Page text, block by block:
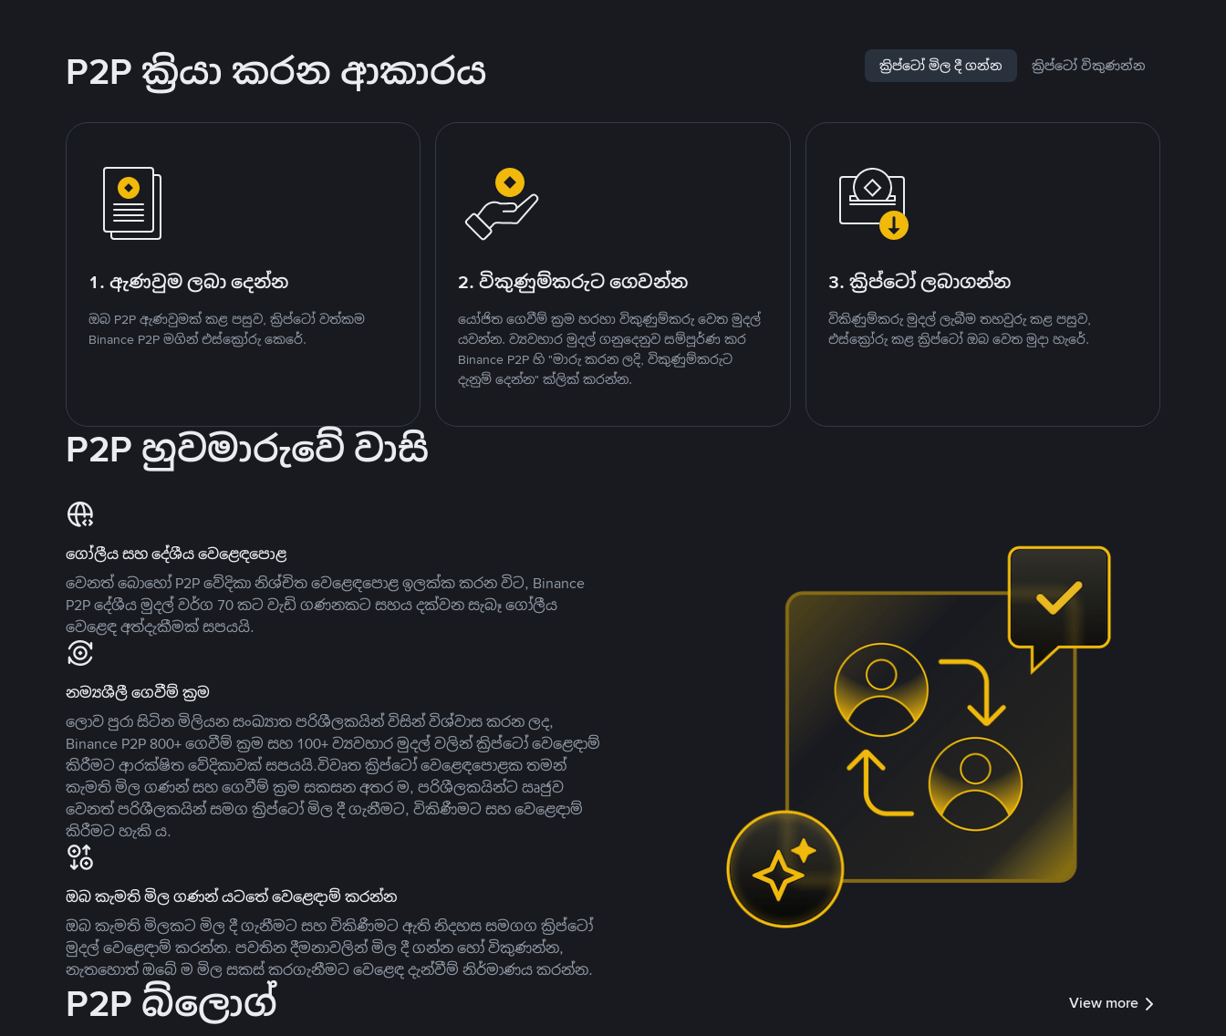
P2P ක්‍රියා කරන ආකාරය ක්‍රිප්ටෝ මිල දී ගන්න ක්‍රිප්ටෝ විකුණන්න
1. ඇණවුම ලබා දෙන්න
ඔබ P2P ඇණවුමක් කළ පසුව, ක්‍රිප්ටෝ වත්කම
Binance P2P මගින් එස්ක්‍රෝරු කෙරේ.
2. විකුණුම්කරුට ගෙවන්න
යෝජිත ගෙවීම් ක්‍රම හරහා විකුණුම්කරු වෙත මුදල්
යවන්න. ව්‍යවහාර මුදල් ගනුදෙනුව සම්පූර්ණ කර
Binance P2P හි "මාරු කරන ලදි, විකුණුම්කරුට
දැනුම් දෙන්න" ක්ලික් කරන්න.
3. ක්‍රිප්ටෝ ලබාගන්න
විකිණුම්කරු මුදල් ලැබීම තහවුරු කළ පසුව,
එස්ක්‍රෝරු කළ ක්‍රිප්ටෝ ඔබ වෙත මුදා හැරේ.
P2P හුවමාරුවේ වාසි
ගෝලීය සහ දේශීය වෙළෙඳපොළ
වෙනත් බොහෝ P2P වේදිකා නිශ්චිත වෙළෙඳපොළ ඉලක්ක කරන විට, Binance
P2P දේශීය මුදල් වර්ග 70 කට වැඩි ගණනකට සහය දක්වන සැබෑ ගෝලීය
වෙළෙඳ අත්දැකීමක් සපයයි.
නම්‍යශීලී ගෙවීම් ක්‍රම
ලොව පුරා සිටින මිලියන සංඛ්‍යාත පරිශීලකයින් විසින් විශ්වාස කරන ලද,
Binance P2P 800+ ගෙවීම් ක්‍රම සහ 100+ ව්‍යවහාර මුදල් වලින් ක්‍රිප්ටෝ වෙළෙඳාම්
කිරීමට ආරක්ෂිත වේදිකාවක් සපයයි.විවෘත ක්‍රිප්ටෝ වෙළෙඳපොළක තමන්
කැමති මිල ගණන් සහ ගෙවීම් ක්‍රම සකසන අතර ම, පරිශීලකයින්ට ඍජුව
වෙනත් පරිශීලකයින් සමග ක්‍රිප්ටෝ මිල දී ගැනීමට, විකිණීමට සහ වෙළෙඳාම්
කිරීමට හැකි ය.
ඔබ කැමති මිල ගණන් යටතේ වෙළෙඳාම් කරන්න
ඔබ කැමති මිලකට මිල දී ගැනීමට සහ විකිණීමට ඇති නිදහස සමගග ක්‍රිප්ටෝ
මුදල් වෙළෙඳාම් කරන්න. පවතින දීමනාවලින් මිල දී ගන්න හෝ විකුණන්න,
නැතහොත් ඔබේ ම මිල සකස් කරගැනීමට වෙළෙඳ දැන්වීම් නිර්මාණය කරන්න.
P2P බ්ලොග් View more